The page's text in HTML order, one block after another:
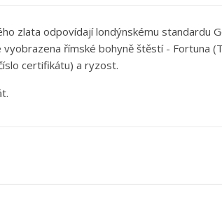
zlata odpovídají londýnskému standardu
římské bohyně štěstí - Fortuna
certifikátu) a ryzost.
×
se